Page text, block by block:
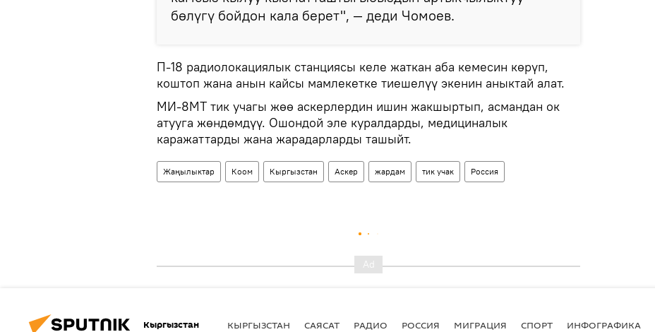
бөлүгү бойдон кала берет", — деди Чомоев.
П-18 радиолокациялык станциясы келе жаткан аба кемесин көрүп,
коштоп жана анын кайсы мамлекетке тиешелүү экенин аныктай алат.
МИ-8МТ тик учагы жөө аскерлердин ишин жакшыртып, асмандан ок
атууга жөндөмдүү. Ошондой эле куралдарды, медициналык
каражаттарды жана жарадарларды ташыйт.
Жаңылыктар Коом Кыргызстан Аскер жардам тик учак Россия
Кыргызстан КЫРГЫЗСТАН САЯСАТ РАДИО РОССИЯ МИГРАЦИЯ СПОРТ ИНФОГРАФИКА